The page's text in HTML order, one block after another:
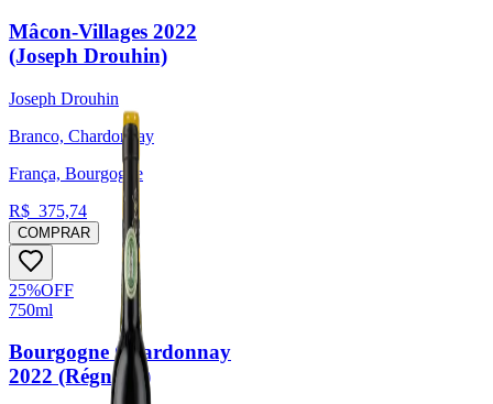
Mâcon-Villages 2022
(Joseph Drouhin)
Joseph Drouhin
Branco, Chardonnay
França, Bourgogne
R$ 375,74
COMPRAR
25%OFF
750ml
Bourgogne Chardonnay
2022 (Régnard)